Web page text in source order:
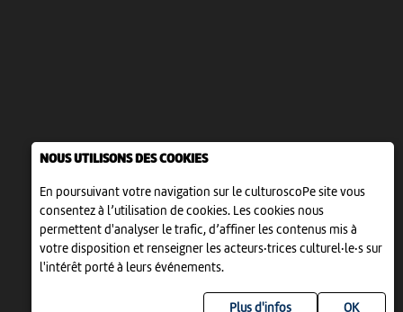
NOUS UTILISONS DES COOKIES
En poursuivant votre navigation sur le culturoscoPe site vous
consentez à l’utilisation de cookies. Les cookies nous
permettent d'analyser le trafic, d’affiner les contenus mis à
votre disposition et renseigner les acteurs·trices culturel·le·s sur
l'intérêt porté à leurs événements.
Plus d'infos